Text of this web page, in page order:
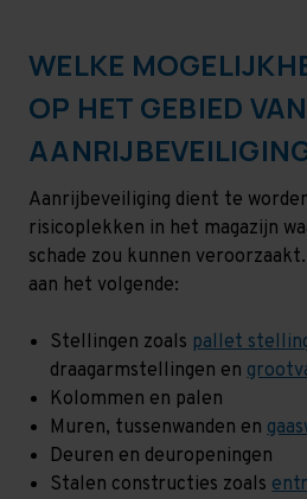
WELKE
OP HET GEBIED VAN
Aanrijbeveiliging dient te
risicoplekken in het magazijn
schade zou kunnen
aan het volgende:
Stellingen zoals pallet
draagarmstellingen en
Kolommen en palen
Muren, tussenwanden en
Deuren en deuropeningen
Stalen constructies zoals